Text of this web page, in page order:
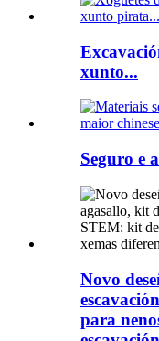
xunto...
Seguro e
Novo
para